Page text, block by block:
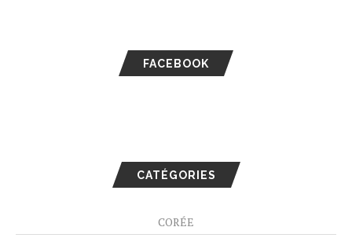
FACEBOOK
CATÉGORIES
CORÉE